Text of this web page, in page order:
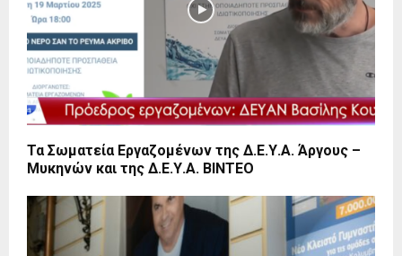
Τα Σωματεία Εργαζομένων της Δ.Ε.Υ.Α. Άργους –
Μυκηνών και της Δ.Ε.Υ.Α. ΒΙΝΤΕΟ